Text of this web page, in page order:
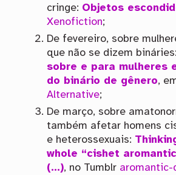
cringe: Objetos
Xenofiction;
De fevereiro, sobre
que não se dizem bináries:
sobre e para mulheres
do binário de gênero,
Alternative;
De março, sobre
também afetar homens
e heterossexuais:
whole “cishet
(…), no Tumblr aromantic-